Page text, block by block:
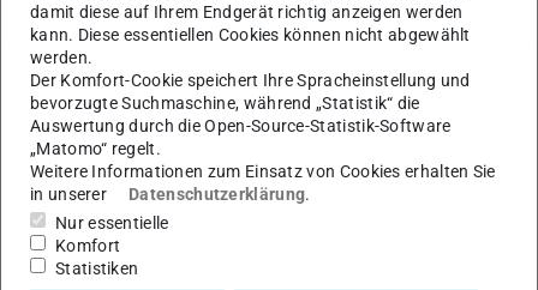
Dissertationen
damit diese auf Ihrem Endgerät richtig anzeigen werden
kann. Diese essentiellen Cookies können nicht abgewählt
werden.
Der Komfort-Cookie speichert Ihre Spracheinstellung und
bevorzugte Suchmaschine, während „Statistik“ die
Auswertung durch die Open-Source-Statistik-Software
„Matomo“ regelt.
Weitere Informationen zum Einsatz von Cookies erhalten Sie
in unserer
Datenschutzerklärung.
Nur essentielle
Komfort
Statistiken